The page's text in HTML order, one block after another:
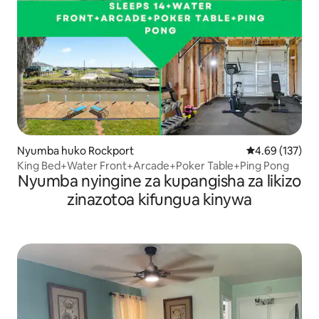
Nyumba huko Rockport Ukadiriaji wa
4.69 (137)
King Bed+Water Front+Arcade+Poker Table+Ping Pong
Nyumba nyingine za kupangisha za likizo
zinazotoa kifungua kinywa